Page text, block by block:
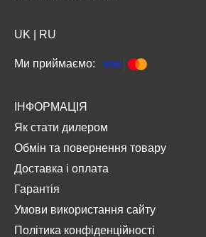
UK RU
Ми приймаємо:
ІНФОРМАЦІЯ
Як стати дилером
Обмін та повернення товару
Доставка і оплата
Гарантія
Умови використання сайту
Політика конфіденційності